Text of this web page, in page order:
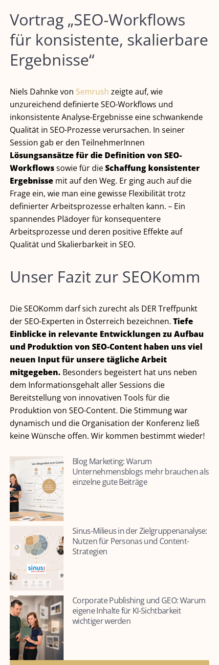
Vortrag „SEO-Workflows
für konsistente, skalierbare
Ergebnisse“
Niels Dahnke von Semrush zeigte auf, wie
unzureichend definierte SEO-Workflows und
inkonsistente Analyse-Ergebnisse eine schwankende
Qualität in SEO-Prozesse verursachen. In seiner
Session gab er den TeilnehmerInnen
Lösungsansätze für die Definition von SEO-
Workflowssowie für dieSchaffung konsistenter
Ergebnisse mit auf den Weg. Er ging auch auf die
Frage ein, wie man eine gewisse Flexibilität trotz
definierter Arbeitsprozesse erhalten kann. – Ein
spannendes Plädoyer für konsequentere
Arbeitsprozesse und deren positive Effekte auf
Qualität und Skalierbarkeit in SEO.
Unser Fazit zur SEOKomm
Die SEOKomm darf sich zurecht als DER Treffpunkt
der SEO-Experten in Österreich bezeichnen. Tiefe
Einblicke in relevante Entwicklungen zu Aufbau
und Produktion von SEO-Content haben uns viel
neuen Input für unsere tägliche Arbeit
mitgegeben. Besonders begeistert hat uns neben
dem Informationsgehalt aller Sessions die
Bereitstellung von innovativen Tools für die
Produktion von SEO-Content. Die Stimmung war
dynamisch und die Organisation der Konferenz ließ
keine Wünsche offen. Wir kommen bestimmt wieder!
Blog Marketing: Warum
Unternehmensblogs mehr brauchen als
einzelne gute Beiträge
Sinus-Milieus in der Zielgruppenanalyse:
Nutzen für Personas und Content-
Strategien
Corporate Publishing und GEO: Warum
eigene Inhalte für KI-Sichtbarkeit
wichtiger werden